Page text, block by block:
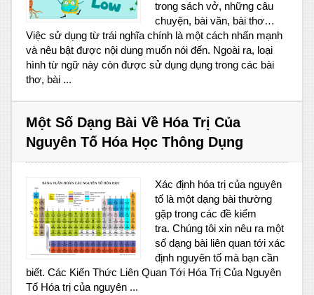
trong sách vở, những câu
chuyện, bài văn, bài thơ…
Việc sử dụng từ trái nghĩa chính là một cách nhấn mạnh
và nêu bật được nội dung muốn nói đến. Ngoài ra, loại
hình từ ngữ này còn được sử dụng dụng trong các bài
thơ, bài ...
Một Số Dạng Bài Về Hóa Trị Của
Nguyên Tố Hóa Học Thông Dụng
Xác định hóa trị của nguyên
tố là một dạng bài thường
gặp trong các đề kiểm
tra. Chúng tôi xin nêu ra một
số dạng bài liên quan tới xác
định nguyên tố mà bạn cần
biết. Các Kiến Thức Liên Quan Tới Hóa Trị Của Nguyên
Tố Hóa trị của nguyên ...